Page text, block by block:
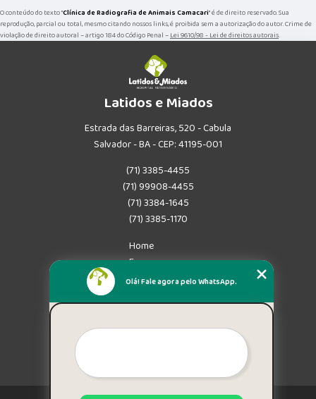
O conteúdo do texto "Clínica de Radiografia de Animais Camacari" é de direito reservado. Sua
reprodução, parcial ou total, mesmo citando nossos links, é proibida sem a autorização do autor. Crime de
violação de direito autoral – artigo 184 do Código Penal –Lei 9610/98 - Lei de direitos autorais.
Latidos e Miados
Estrada das Barreiras, 520 - Cabula
Salvador - BA - CEP: 41195-001
(71) 3385-4455
(71) 99908-4455
(71) 3384-1645
(71) 3385-1170
Home
Empresa
Missão
Mapa do site
Olá! Fale agora pelo WhatsApp.